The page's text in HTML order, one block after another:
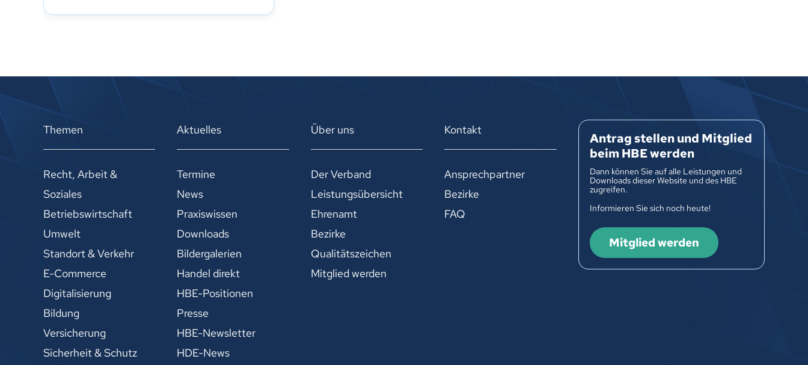
Themen
Recht, Arbeit &
Soziales
Betriebswirtschaft
Umwelt
Standort & Verkehr
E-Commerce
Digitalisierung
Bildung
Versicherung
Sicherheit & Schutz
Aktuelles
Termine
News
Praxiswissen
Downloads
Bildergalerien
Handel direkt
HBE-Positionen
Presse
HBE-Newsletter
HDE-News
Über uns
Der Verband
Leistungsübersicht
Ehrenamt
Bezirke
Qualitätszeichen
Mitglied werden
Kontakt
Ansprechpartner
Bezirke
FAQ
Antrag stellen und Mitglied
beim HBE werden
Dann können Sie auf alle Leistungen und
Downloads dieser Website und des HBE
zugreifen.
Informieren Sie sich noch heute!
Mitglied werden